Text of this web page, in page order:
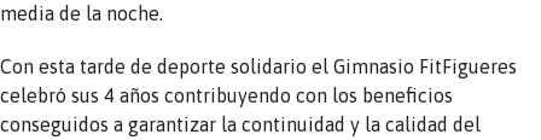
media de la noche.
Con esta tarde de deporte solidario el Gimnasio FitFigueres
celebró sus 4 años contribuyendo con los beneficios
conseguidos a garantizar la continuidad y la calidad del